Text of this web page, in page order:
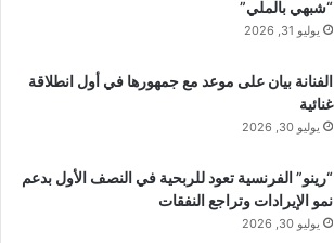
“شبهي بالملي”
يوليو 31, 2026
الفنانة بيان على موعد مع جمهورها في أول انطلاقة
غنائية
يوليو 30, 2026
“رينو” الفرنسية تعود للربحية في النصف الأول بدعم
نمو الإيرادات وتراجع النفقات
يوليو 30, 2026